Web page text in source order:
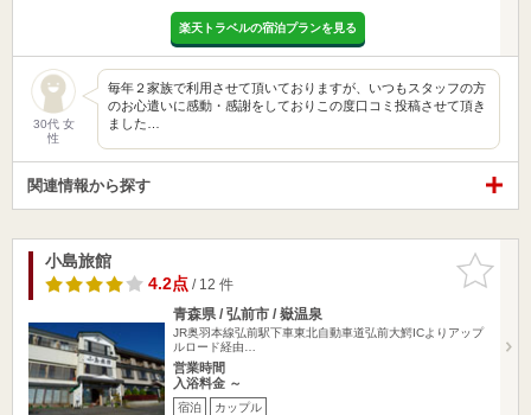
楽天トラベルの宿泊プランを見る
30代 女
性
毎年２家族で利用させて頂いておりますが、いつもスタッフの方
のお心遣いに感動・感謝をしておりこの度口コミ投稿させて頂き
ました…
関連情報から探す
お気に入
りに追加
小島旅館
4.2点/ 12 件
青森県 / 弘前市 / 嶽温泉
JR奥羽本線弘前駅下車東北自動車道弘前大鰐ICよりアップ
ルロード経由…
営業時間
入浴料金 ～
宿泊 カップル